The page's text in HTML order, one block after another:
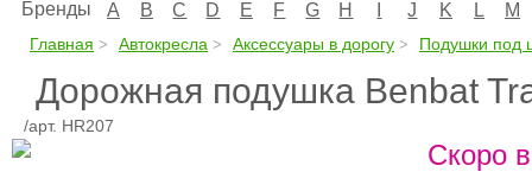
Бренды A B C D E F G H J K L M
Главная Автокресла Аксессуары в дорогу Подушки под
Дорожная подушка Benbat
/арт. HR207
Скоро